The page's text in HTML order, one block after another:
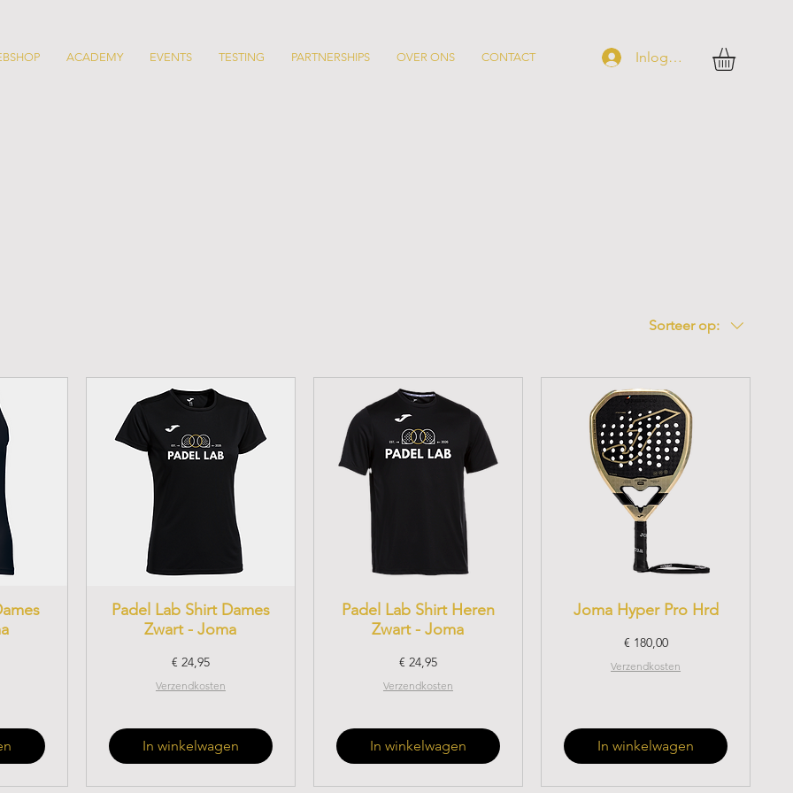
ACADEMY EVENTS TESTING PARTNERSHIPS OVER ONS CONTACT Inloggen
Sorteer op:
Padel Lab Shirt Dames
Zwart - Joma
Prijs
€ 24,95
Verzendkosten
In winkelwagen
Padel Lab Shirt Heren
Zwart - Joma
Prijs
€ 24,95
Verzendkosten
In winkelwagen
Joma Hyper Pro Hrd
Prijs
€ 180,00
Verzendkosten
In winkelwagen